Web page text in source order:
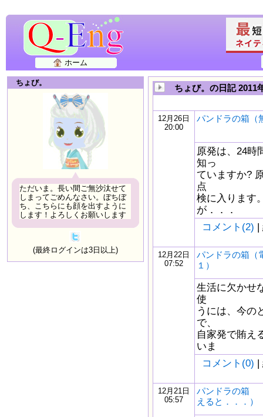
ホーム
ちょび。
ただいま。長い間ご無沙汰せて
しまってごめんなさい。ぼちぼ
ち、こちらにも顔を出すように
します！よろしくお願いします
(最終ログインは3日以上)
ちょび。の日記 2011
12月26日
20:00
パンドラの箱（
原発は、24時
知っ
ていますか?
点
検に入ります
が．．．
コメント(2) |
12月22日
07:52
パンドラの箱（
１）
生活に欠かせ
使
うには、今の
で、
自家発で賄え
いま
コメント(0) |
12月21日
05:57
パンドラの箱
えると．．．）